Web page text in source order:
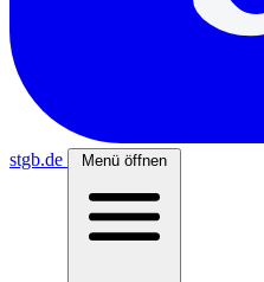
stgb.de Menü öffnen